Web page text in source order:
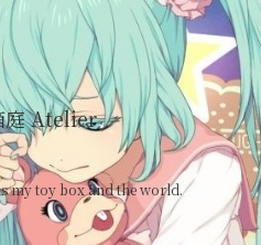
庭 Atelier
my toy box and the world.